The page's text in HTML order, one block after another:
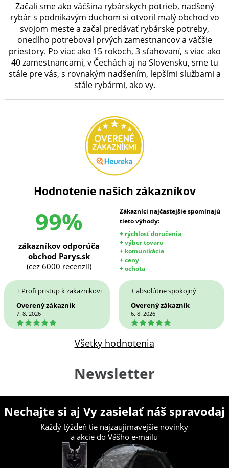
Začali sme ako väčšina rybárskych potrieb, nadšený
rybár s podnikavým duchom si otvoril malý obchod vo
svojom meste a začal predávať rybárske potreby,
onedlho potreboval prvých zamestnancov a väčšie
priestory. Po viac ako 15 rokoch, 3 sťahovaní, s viac ako
40 zamestnancami, v Čechách aj na Slovensku, sme tu
stále pre vás, s rovnakým nadšením, lepšími službami a
stále rybármi, ako vy.
Hodnotenie našich zákazníkov
99%
Zákazníci najčastejšie spomínajú
tieto výhody:
+ rýchlosť doručenia
+ výber tovaru
+ komunikácia
+ ceny
+ ochota
zákazníkov odporúča
obchod Parys.sk
(cez 6000 recenzií)
+ Profi pristup k zakaznikovi
Overený zákazník
7. 8. 2026
5
+ absolútne spokojný
Overený zákazník
6. 8. 2026
5
Všetky hodnotenia
Newsletter
Nechajte si aj Vy zasielať náš spravodaj
Každý týždeň tie najzaujímavejšie novinky
a akcie do Vášho e-mailu